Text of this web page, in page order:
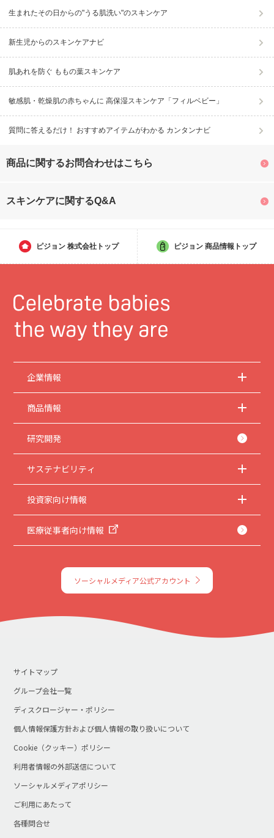
生まれたその日からの"うる肌洗い"のスキンケア
新生児からのスキンケアナビ
肌あれを防ぐ ももの葉スキンケア
敏感肌・乾燥肌の赤ちゃんに 高保湿スキンケア「フィルベビー」
質問に答えるだけ！ おすすめアイテムがわかる カンタンナビ
商品に関するお問合わせはこちら
スキンケアに関するQ&A
ピジョン 株式会社トップ ピジョン 商品情報トップ
企業情報
商品情報
研究開発
サステナビリティ
投資家向け情報
医療従事者向け情報
ソーシャルメディア公式アカウント
サイトマップ
グループ会社一覧
ディスクロージャー・ポリシー
個人情報保護方針および個人情報の取り扱いについて
Cookie（クッキー）ポリシー
利用者情報の外部送信について
ソーシャルメディアポリシー
ご利用にあたって
各種問合せ